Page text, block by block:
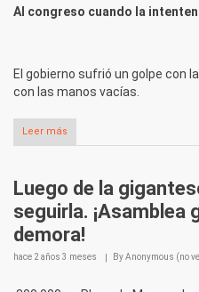
Al congreso cuando la
El gobierno sufrió un golpe con
con las manos vacías.
Leer más
Luego de la
seguirla. ¡Asamblea
demora!
hace 2 años 3 meses ByAnonymous (no